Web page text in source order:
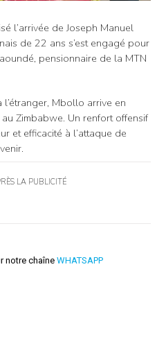
l’arrivée de Joseph Manuel
de 22 ans s’est engagé pour
pensionnaire de la MTN
Mbollo arrive en
Zimbabwe. Un renfort offensif
et efficacité à l’attaque de
LA PUBLICITÉ
notre chaîne WHATSAPP